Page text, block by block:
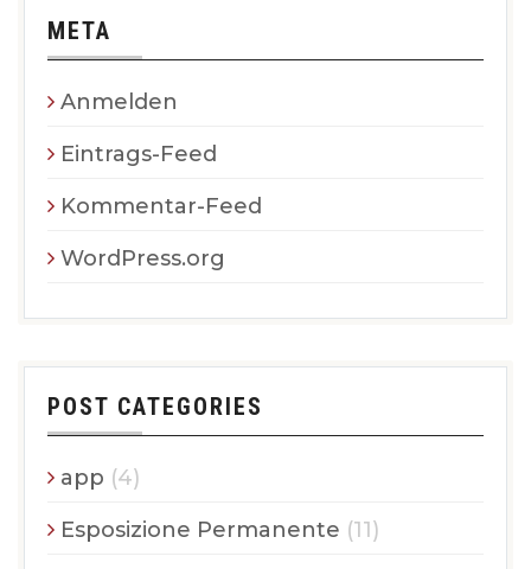
META
Anmelden
Eintrags-Feed
Kommentar-Feed
WordPress.org
POST CATEGORIES
app (4)
Esposizione Permanente (11)